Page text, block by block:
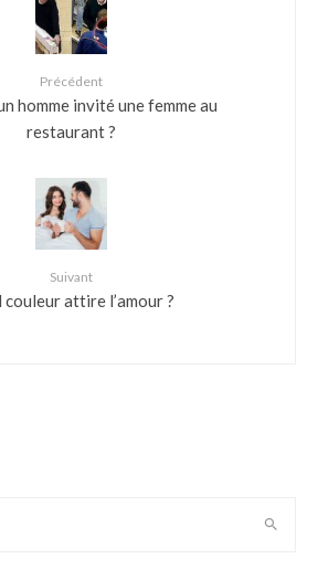
Précédent
homme invité une femme au
restaurant ?
Suivant
couleur attire l’amour ?